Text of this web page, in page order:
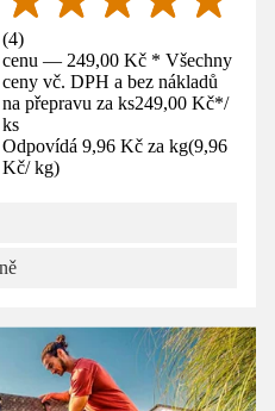
(4)
cenu — 249,00 Kč * Všechny
ceny vč. DPH a bez nákladů
na přepravu za ks249,00 Kč*/
ks
Odpovídá 9,96 Kč za kg(9,96
Kč/ kg)